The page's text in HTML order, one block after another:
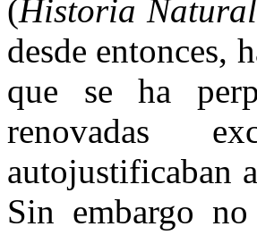
(His­toria Natural
desde entonces,
que se ha
renovadas
autojustificaban
Sin embargo